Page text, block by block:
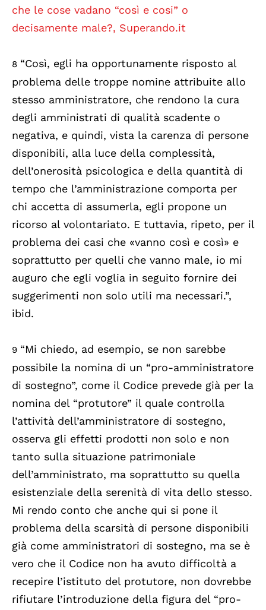
che le cose vadano “così e cosi” o
decisamente male?, Superando.it
8 “Così, egli ha opportunamente risposto al
problema delle troppe nomine attribuite allo
stesso amministratore, che rendono la cura
degli amministrati di qualità scadente o
negativa, e quindi, vista la carenza di persone
disponibili, alla luce della complessità,
dell’onerosità psicologica e della quantità di
tempo che l’amministrazione comporta per
chi accetta di assumerla, egli propone un
ricorso al volontariato. E tuttavia, ripeto, per il
problema dei casi che «vanno così e così» e
soprattutto per quelli che vanno male, io mi
auguro che egli voglia in seguito fornire dei
suggerimenti non solo utili ma necessari.”,
ibid.
9 “Mi chiedo, ad esempio, se non sarebbe
possibile la nomina di un “pro-amministratore
di sostegno”, come il Codice prevede già per la
nomina del “protutore” il quale controlla
l’attività dell’amministratore di sostegno,
osserva gli effetti prodotti non solo e non
tanto sulla situazione patrimoniale
dell’amministrato, ma soprattutto su quella
esistenziale della serenità di vita dello stesso.
Mi rendo conto che anche qui si pone il
problema della scarsità di persone disponibili
già come amministratori di sostegno, ma se è
vero che il Codice non ha avuto difficoltà a
recepire l’istituto del protutore, non dovrebbe
rifiutare l’introduzione della figura del “pro-